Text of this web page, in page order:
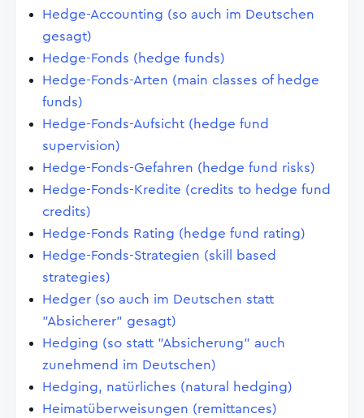
Hedge-Accounting (so auch im Deutschen
gesagt)
Hedge-Fonds (hedge funds)
Hedge-Fonds-Arten (main classes of hedge
funds)
Hedge-Fonds-Aufsicht (hedge fund
supervision)
Hedge-Fonds-Gefahren (hedge fund risks)
Hedge-Fonds-Kredite (credits to hedge fund
credits)
Hedge-Fonds Rating (hedge fund rating)
Hedge-Fonds-Strategien (skill based
strategies)
Hedger (so auch im Deutschen statt
"Absicherer" gesagt)
Hedging (so statt "Absicherung" auch
zunehmend im Deutschen)
Hedging, natürliches (natural hedging)
Heimatüberweisungen (remittances)